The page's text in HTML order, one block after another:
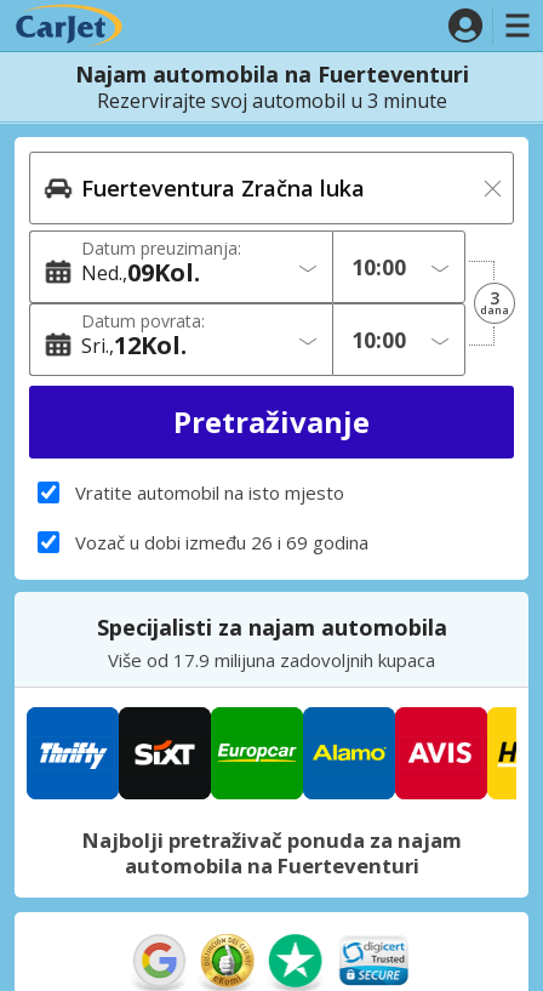
Najam automobila na Fuerteventuri
Rezervirajte svoj automobil u 3 minute
Datum preuzimanja:
Ned. 09Kol.
Datum povrata:
Sri. 12Kol.
3
dana
Vratite automobil na isto mjesto
Vozač u dobi između 26 i 69 godina
Specijalisti za najam automobila
Više od 17.9 milijuna zadovoljnih kupaca
Najbolji pretraživač ponuda za najam
automobila na Fuerteventuri